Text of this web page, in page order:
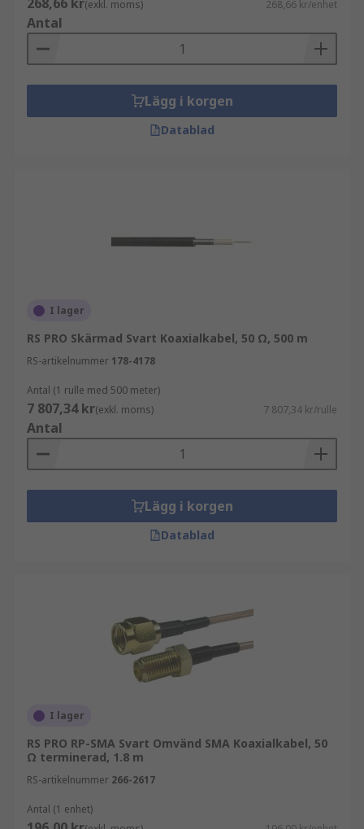
(exkl. moms) 268,66 kr/enhet
Antal
Lägg i korgen
Datablad
I lager
RS PRO Skärmad Svart Koaxialkabel, 50 Ω, 500 m
RS-artikelnummer 178-4178
Antal (1 rulle med 500 meter)
7 807,34 kr(exkl. moms) 7 807,34 kr/rulle
Antal
Lägg i korgen
Datablad
I lager
RS PRO RP-SMA Svart Omvänd SMA Koaxialkabel, 50
Ω terminerad, 1.8 m
RS-artikelnummer 266-2617
Antal (1 enhet)